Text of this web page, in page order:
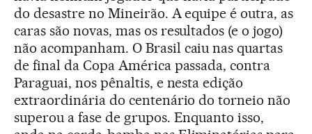
do desastre no Mineirão. A equipe é outra, as
caras são novas, mas os resultados (e o jogo)
não acompanham. O Brasil caiu nas quartas
de final da Copa América passada, contra
Paraguai, nos pênaltis, e nesta edição
extraordinária do centenário do torneio não
superou a fase de grupos. Enquanto isso,